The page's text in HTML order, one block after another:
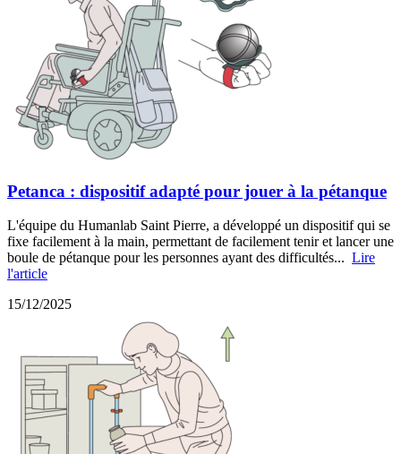
Petanca : dispositif adapté pour jouer à la pétanque
L'équipe du Humanlab Saint Pierre, a développé un dispositif qui se
fixe facilement à la main, permettant de facilement tenir et lancer une
boule de pétanque pour les personnes ayant des difficultés... Lire
l'article
15/12/2025